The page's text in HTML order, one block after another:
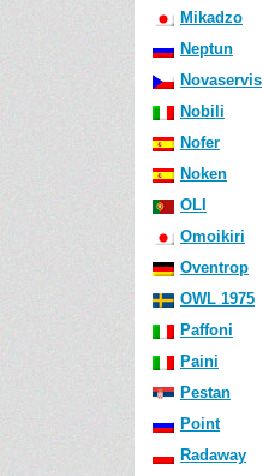
Mikadzo
Neptun
Novaservis
Nobili
Nofer
Noken
OLI
Omoikiri
Oventrop
OWL 1975
Paffoni
Paini
Pestan
Point
Radaway